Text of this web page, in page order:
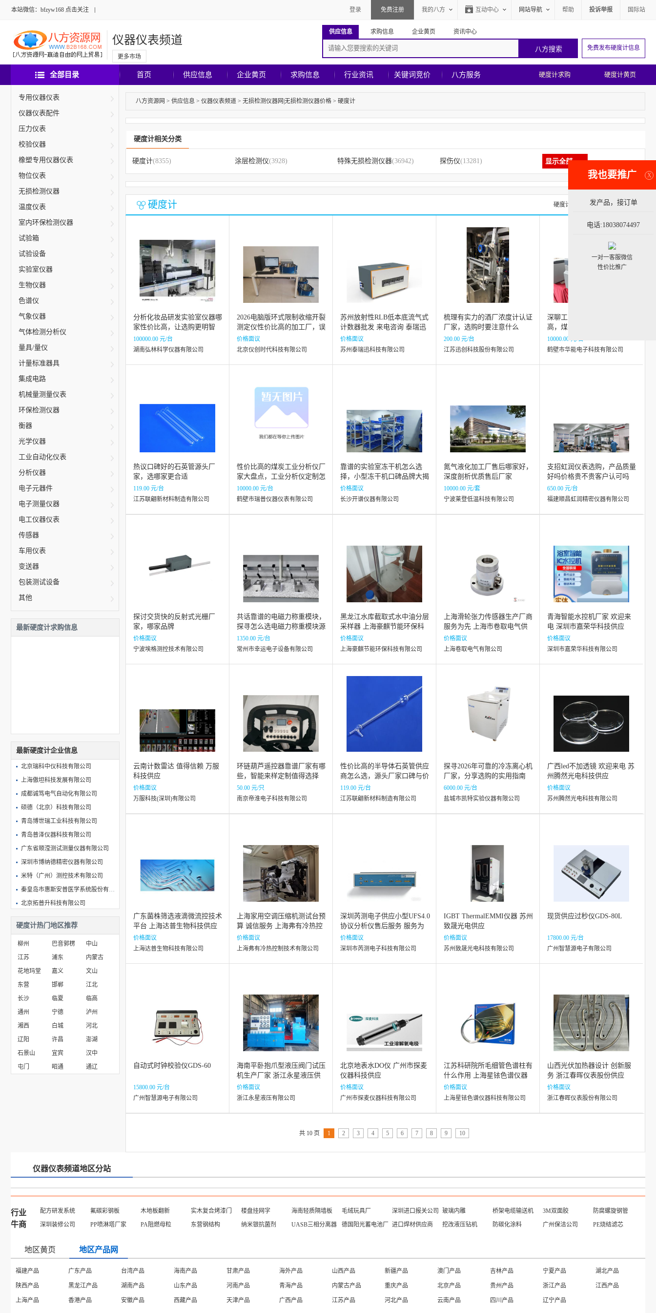
登录 免费注册 我的八方 互动中心 网站导航 帮助 投诉举报 国际站
本站微信：bfzyw168 点击关注
仪器仪表频道
更多市场
免费发布硬度计信息
供应信息 求购信息 企业黄页 资讯中心
全部目录 首页 供应信息 企业黄页 求购信息 行业资讯 关键词竞价 八方服务 硬度计黄页
硬度计求购
专用仪器仪表
仪器仪表配件
压力仪表
校验仪器
橡塑专用仪器仪表
物位仪表
无损检测仪器
温度仪表
室内环保检测仪器
试验箱
试验设备
实验室仪器
生物仪器
色谱仪
气象仪器
气体检测分析仪
量具/量仪
计量标准器具
集成电路
机械量测量仪表
环保检测仪器
衡器
光学仪器
工业自动化仪表
分析仪器
电子元器件
电子测量仪器
电工仪器仪表
传感器
车用仪表
变送器
包装测试设备
其他
最新硬度计求购信息
最新硬度计企业信息
北京瑞科中仪科技有限公司
上海傲坦科技发展有限公司
成都诚笃电气自动化有限公司
硕德（北京）科技有限公司
青岛博世瑞工业科技有限公司
青岛普泽仪器科技有限公司
广东省顺滢测试测量仪器有限公司
深圳市博纳德精密仪器有限公司
米特（广州）测控技术有限公司
秦皇岛市惠斯安普医学系统股份有限公司
北京拓普升科技有限公司
西安联力电子科技有限公司
武汉中仪百控仪表有限公司
北京东分科技发展有限公司
硬度计热门地区推荐
柳州 巴音郭楞
中山
江苏
浦东
内蒙古
花地玛堂
嘉义
文山
东营
邯郸
江北
长沙
临夏
临高
通州
宁德
泸州
湘西
白城
河北
辽阳
许昌
澎湖
石景山
宜宾
汉中
屯门
昭通 通辽
八方资源网 > 供应信息 > 仪器仪表频道 > 无损检测仪器网|无损检测仪器价格 > 硬度计
硬度计相关分类
硬度计(8355) 涂层检测仪(3928) 特殊无损检测仪器(36942) 探伤仪(13281) 显示全部
硬度计 硬度计求购信息 硬度计黄页
分析化妆品研发实验室仪器哪
家性价比高，让选购更明智
100000.00 元/台
湖南弘林科学仪器有限公司
2026电脑版环式限制收缩开裂
测定仪性价比高的加工厂，误
差范围是多少
价格面议
北京仪创时代科技有限公司
苏州放射性RLB低本底流气式
计数器批发 来电咨询 泰瑞迅
供应
价格面议
苏州泰瑞迅科技有限公司
梳理有实力的酒厂浓度计认证
厂家，选购时要注意什么
200.00 元/台
江苏迅创科技股份有限公司
深聊工业分析仪，哪家性价比
高，煤炭工业分析仪了解一下
10000.00 元/台
鹤壁市华能电子科技有限公司
热议口碑好的石英管源头厂
家，选哪家更合适
119.00 元/台
江苏联翩新材料制造有限公司
性价比高的煤炭工业分析仪厂
家大盘点，工业分析仪定制怎
么选
10000.00 元/台
鹤壁市瑞普仪器仪表有限公司
靠谱的实验室冻干机怎么选
择，小型冻干机口碑品牌大揭
秘
价格面议
长沙开谱仪器有限公司
氮气液化加工厂售后哪家好，
深度剖析优质售后厂家
10000.00 元/套
宁波莱登低温科技有限公司
支招虹润仪表选购，产品质量
好吗价格贵不贵客户认可吗
650.00 元/台
福建顺昌虹润精密仪器有限公司
探讨交货快的反射式光栅厂
家，哪家品牌
价格面议
宁波埃格测控技术有限公司
共话靠谱的电磁力称重模块，
探寻怎么选电磁力称重模块源
头厂家
1350.00 元/台
常州市幸运电子设备有限公司
黑龙江水库截取式水中油分层
采样器 上海豪麒节能环保科
技供应
价格面议
上海豪麒节能环保科技有限公司
上海滑轮张力传感器生产厂商
服务为先 上海市卷取电气供
应
价格面议
上海卷取电气有限公司
青海智能水控机厂家 欢迎来
电 深圳市嘉荣华科技供应
价格面议
深圳市嘉荣华科技有限公司
云南计数雷达 值得信赖 万服
科技供应
价格面议
万服科技(深圳)有限公司
环链葫芦遥控器靠谱厂家有哪
些，智能来样定制值得选择
50.00 元/只
南京帝淮电子科技有限公司
性价比高的半导体石英管供应
商怎么选，源头厂家口碑与价
格大揭秘
119.00 元/台
江苏联翩新材料制造有限公司
探寻2026年可靠的冷冻离心机
厂家，分享选购的实用指南
6000.00 元/台
盐城市凯特实验仪器有限公司
广西led不加透镜 欢迎来电 苏
州腾然光电科技供应
价格面议
苏州腾然光电科技有限公司
广东菌株筛选液滴微流控技术
平台 上海达普生物科技供应
价格面议
上海达普生物科技有限公司
上海家用空调压缩机测试台预
算 诚信服务 上海弗有冷热控
制技术供应
价格面议
上海弗有冷热控制技术有限公司
深圳芮测电子供应小型UFS4.0
协议分析仪售后服务 服务为
先 深圳市芮测电子供应
价格面议
深圳市芮测电子科技有限公司
IGBT ThermalEMMI仪器 苏州
致晟光电供应
价格面议
苏州致晟光电科技有限公司
现货供应过秒仪GDS-80L
17800.00 元/台
广州智慧源电子有限公司
自动式时钟校验仪GDS-60
15800.00 元/台
广州智慧源电子有限公司
海南平卧抱爪型液压阀门试压
机生产厂家 浙江永星液压供
应 浙江永星液压供应
价格面议
浙江永星液压有限公司
北京地表水DO仪 广州市探麦
仪器科技供应
价格面议
广州市探麦仪器科技有限公司
江苏科研院所毛细管色谱柱有
什么作用 上海星铱色谱仪器
科技供应
价格面议
上海星铱色谱仪器科技有限公司
山西光伏加热器设计 创新服
务 浙江春晖仪表股份供应
价格面议
浙江春晖仪表股份有限公司
共 10 页 1 2 3 4 5 6 7 8 9 10
仪器仪表频道地区分站
行业
牛商
配方研发系统 氟碳彩钢板 木地板翻新 实木复合烤漆门 楼盘挂网字 海南轻质隔墙板 毛绒玩具厂 深圳进口报关公司 玻璃内雕 桥架电缆输送机 3M双面胶
防腐螺旋钢管
深圳装修公司
PP喷淋塔厂家 PA阻燃母粒 东营钢结构 纳米银抗菌剂 UASB三相分离器 德国阳光蓄电池厂 进口焊材供应商 挖改液压钻机 防碳化涂料 广州保洁公司 PE烧结滤芯
地区黄页 地区产品网
北京黄页 天津黄页 上海黄页 重庆黄页 香港黄页 澳门黄页 台湾黄页 海南黄页 江苏黄页 河北黄页 山西黄页 内蒙古黄页
辽宁黄页 吉林黄页 黑龙江黄页 浙江黄页 安徽黄页 福建黄页 江西黄页 山东黄页 河南黄页 湖北黄页 湖南黄页 广东黄页
广西黄页 四川黄页 贵州黄页 云南黄页 西藏黄页 陕西黄页 甘肃黄页 青海黄页 宁夏黄页 新疆黄页 海外黄页
X
我也要推广
发产品，接订单
电话:18038074497
一对一客服微信
性价比推广